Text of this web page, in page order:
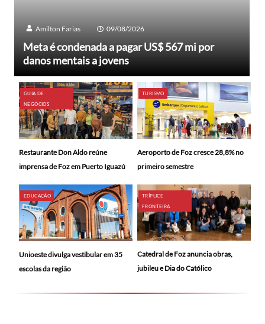
Amilton Farias 09/08/2026
Meta é condenada a pagar US$ 567 mi por
danos mentais a jovens
GUIA DE
NEGÓCIOS
Restaurante Don Aldo reúne
imprensa de Foz em Puerto Iguazú
TURISMO
Aeroporto de Foz cresce 28,8% no
primeiro semestre
EDUCAÇÃO
Unioeste divulga vestibular em 35
escolas da região
TRÍPLICE
FRONTEIRA
Catedral de Foz anuncia obras,
jubileu e Dia do Católico